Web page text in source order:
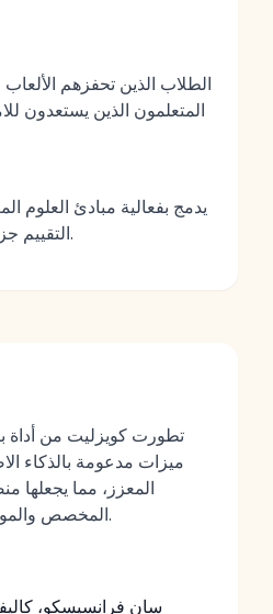
الطلاب الذين تحفزهم الألعاب
المتعلمون الذين يستعدون
يدمج بفعالية مبادئ العلوم
التقييم جزءًا من عملية التعلم.
تطورت كويزليت من أداة
ميزات مدعومة بالذكاء
المعزز، مما يجعلها
المخصص والموجه من قبل المستخدم.
سان فرانسيسكو،